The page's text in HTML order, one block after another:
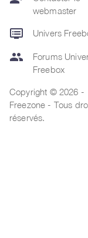
webmaster
dvr Univers
group
Forums
Freebox
Copyright © 2026 -
Freezone - Tous
réservés.